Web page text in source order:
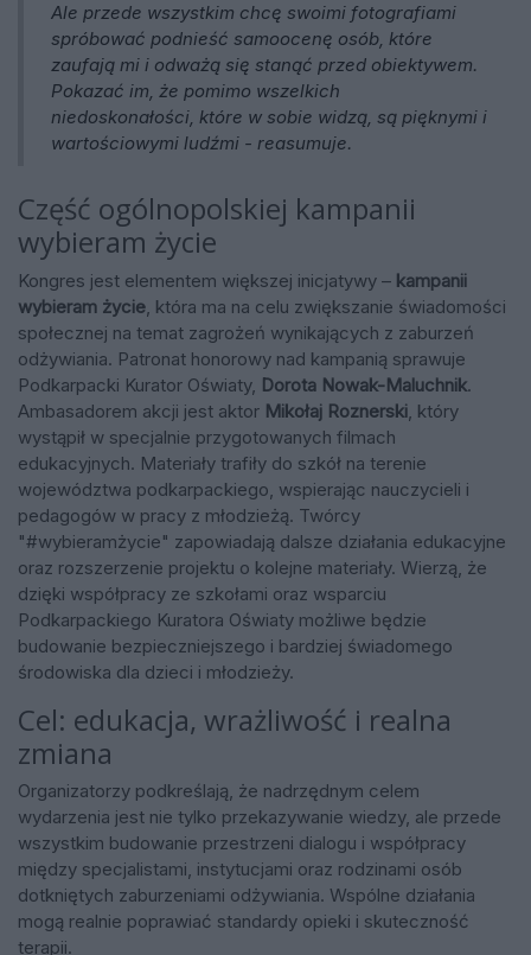
Ale przede wszystkim chcę swoimi fotografiami
spróbować podnieść samoocenę osób, które
zaufają mi i odważą się stanąć przed obiektywem.
Pokazać im, że pomimo wszelkich
niedoskonałości, które w sobie widzą, są pięknymi i
wartościowymi ludźmi - reasumuje.
Część ogólnopolskiej kampanii
wybieram życie
Kongres jest elementem większej inicjatywy – kampanii
wybieram życie, która ma na celu zwiększanie świadomości
społecznej na temat zagrożeń wynikających z zaburzeń
odżywiania. Patronat honorowy nad kampanią sprawuje
Podkarpacki Kurator Oświaty, Dorota Nowak-Maluchnik.
Ambasadorem akcji jest aktor Mikołaj Roznerski, który
wystąpił w specjalnie przygotowanych filmach
edukacyjnych. Materiały trafiły do szkół na terenie
województwa podkarpackiego, wspierając nauczycieli i
pedagogów w pracy z młodzieżą. Twórcy
"#wybieramżycie" zapowiadają dalsze działania edukacyjne
oraz rozszerzenie projektu o kolejne materiały. Wierzą, że
dzięki współpracy ze szkołami oraz wsparciu
Podkarpackiego Kuratora Oświaty możliwe będzie
budowanie bezpieczniejszego i bardziej świadomego
środowiska dla dzieci i młodzieży.
Cel: edukacja, wrażliwość i realna
zmiana
Organizatorzy podkreślają, że nadrzędnym celem
wydarzenia jest nie tylko przekazywanie wiedzy, ale przede
wszystkim budowanie przestrzeni dialogu i współpracy
między specjalistami, instytucjami oraz rodzinami osób
dotkniętych zaburzeniami odżywiania. Wspólne działania
mogą realnie poprawiać standardy opieki i skuteczność
terapii.